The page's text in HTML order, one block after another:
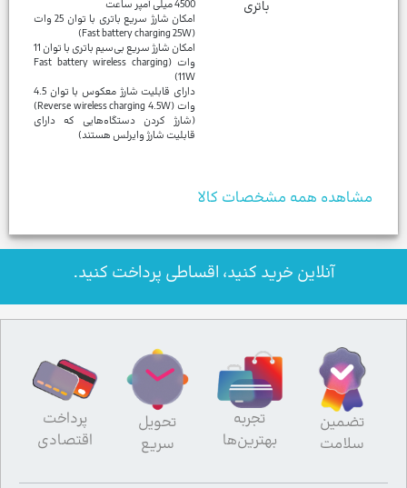
باتری
امکان شارژ سریع باتری با توان 25 وات
امکان شارژ سریع بی‌سیم باتری با توان 11
وات (Fast battery wireless charging
دارای قابلیت شارژ معکوس با توان 4.5
وات (Reverse wireless charging 4.5W)
(شارژ کردن دستگاه‌هایی که دارای
قابلیت شارژ وایرلس هستند)
مشاهده همه مشخصات کالا
آنلاین خرید کنید، اقساطی پرداخت کنید.
تضمین
سلامت
تجربه
بهترین‌ها
تحویل
سریع
پرداخت
اقتصادی